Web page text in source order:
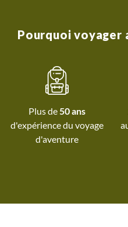
voyages.
Pourquoi voyager
Plus de50 ans
d'expérience du voyage
d'aventure